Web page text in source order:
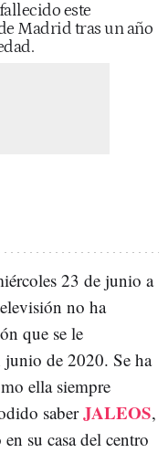
este
Madrid tras un año
23 de junio a
no ha
que se le
de 2020. Se ha
ella siempre
saberJALEOS,
su casa del centro